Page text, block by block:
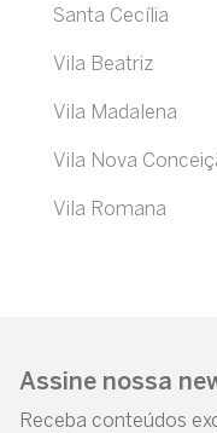
Santa Cecília
Vila Beatriz
Vila Madalena
Vila Nova
Vila Romana
Assine nossa
Receba conteúdos